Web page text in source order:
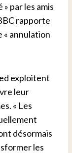
par les amis
rapporte
« annulation
exploitent
leur
« Les
désormais
les